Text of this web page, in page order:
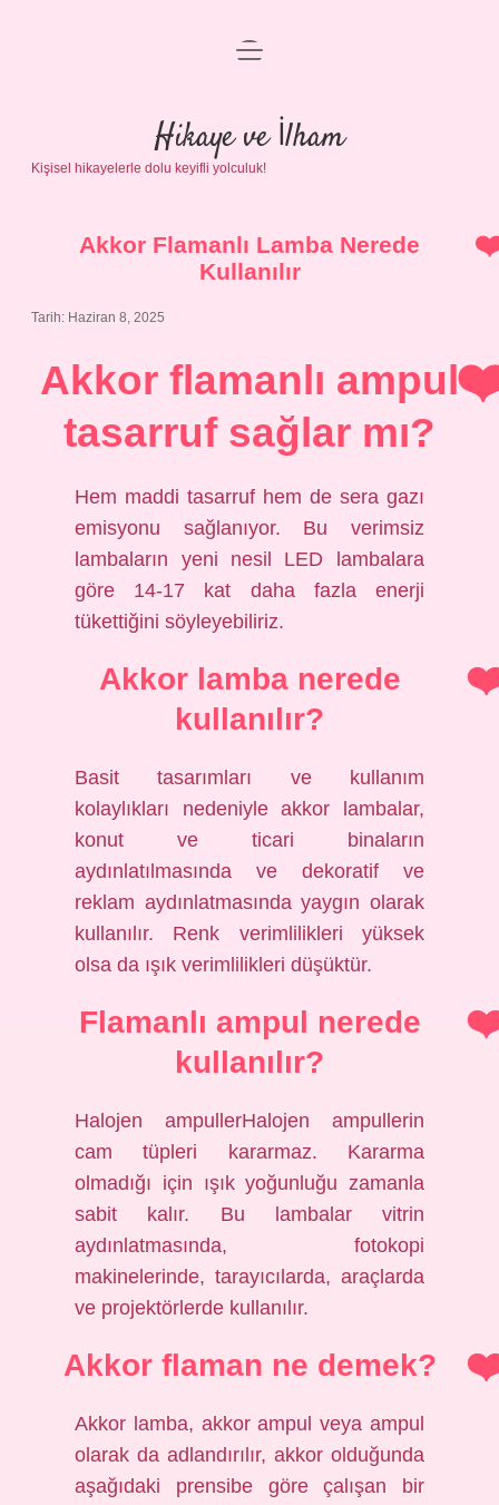
Anasayfa
Gizlilik Politikası
Yasal Uyarı
menüyü
Hikaye ve İlham
Kişisel hikayelerle dolu keyifli yolculuk!
Akkor Flamanlı Lamba Nerede
Kullanılır
Tarih: Haziran 8, 2025
Akkor flamanlı ampul
tasarruf sağlar mı?
Hem maddi tasarruf hem de sera gazı
emisyonu sağlanıyor. Bu verimsiz
lambaların yeni nesil LED lambalara
göre 14-17 kat daha fazla enerji
tükettiğini söyleyebiliriz.
Akkor lamba nerede
kullanılır?
Basit tasarımları ve kullanım
kolaylıkları nedeniyle akkor lambalar,
konut ve ticari binaların
aydınlatılmasında ve dekoratif ve
reklam aydınlatmasında yaygın olarak
kullanılır. Renk verimlilikleri yüksek
olsa da ışık verimlilikleri düşüktür.
Flamanlı ampul nerede
kullanılır?
Halojen ampullerHalojen ampullerin
cam tüpleri kararmaz. Kararma
olmadığı için ışık yoğunluğu zamanla
sabit kalır. Bu lambalar vitrin
aydınlatmasında, fotokopi
makinelerinde, tarayıcılarda, araçlarda
ve projektörlerde kullanılır.
Akkor flaman ne demek?
Akkor lamba, akkor ampul veya ampul
olarak da adlandırılır, akkor olduğunda
aşağıdaki prensibe göre çalışan bir